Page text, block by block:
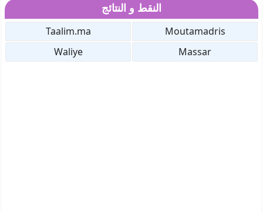
النقط و النتائج
Moutamadris
Taalim.ma
Massar
Waliye